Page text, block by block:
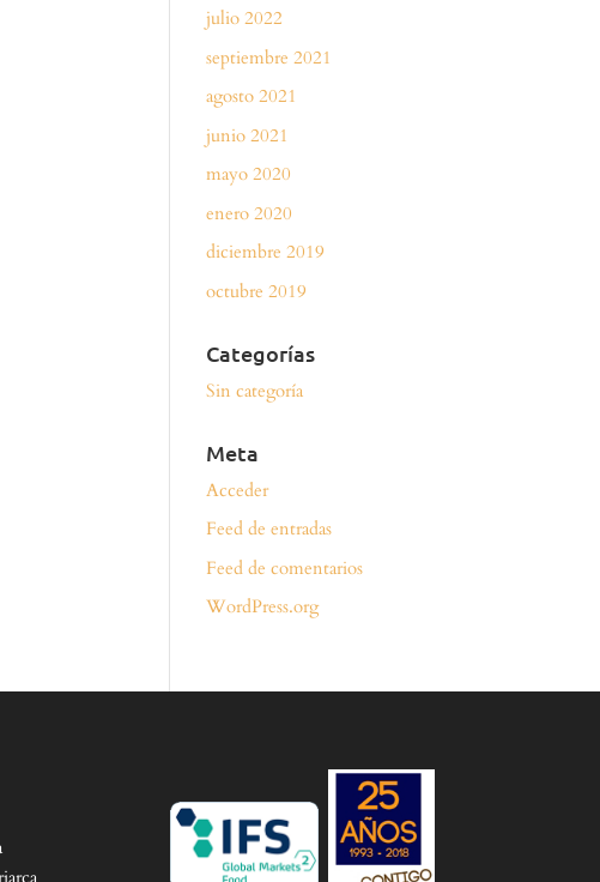
julio 2022
septiembre 2021
agosto 2021
junio 2021
mayo 2020
enero 2020
diciembre 2019
octubre 2019
Categorías
Sin categoría
Meta
Acceder
Feed de entradas
Feed de comentarios
WordPress.org